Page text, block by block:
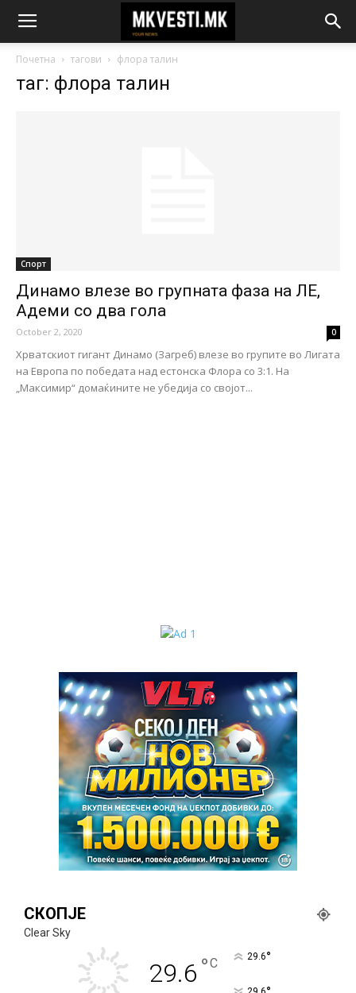
Почетна тагови флора талин
таг: флора талин
Спорт
Динамо влезе во групната фаза на ЛЕ,
Адеми со два гола
October 2, 2020 0
Хрватскиот гигант Динамо (Загреб) влезе во групите во Лигата
на Европа по победата над естонска Флора со 3:1. На
„Максимир“ домаќините не убедија со својот...
СКОПЈЕ
Clear Sky
29.6 °C 29.6°